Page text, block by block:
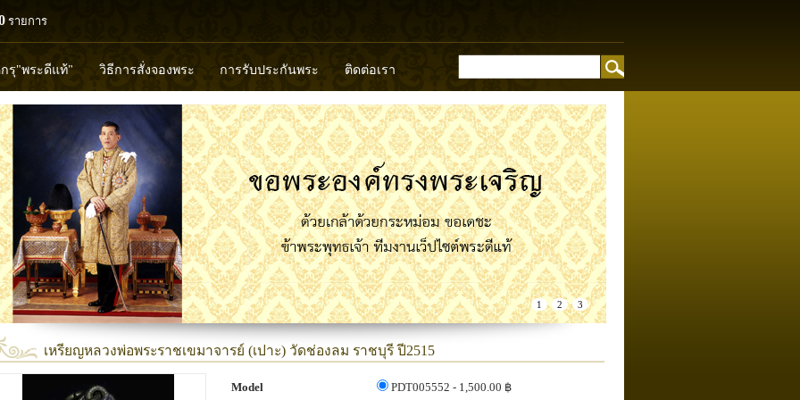
รายการ
กรุ"พระดีแท้" วิธีการสั่งจองพระ การรับประกันพระ ติดต่อเรา
งพ่อทวด หลวงปู่ทิม หลวงพ่อคูณ หลวงพ่อมุ่ย หลวงพ่อปล้อง
ทธวิริยากร
1 2 3
เหรียญหลวงพ่อพระราชเขมาจารย์ (เปาะ) วัดช่องลม ราชบุรี ปี2515
Model PDT005552 - 1,500.00 ฿